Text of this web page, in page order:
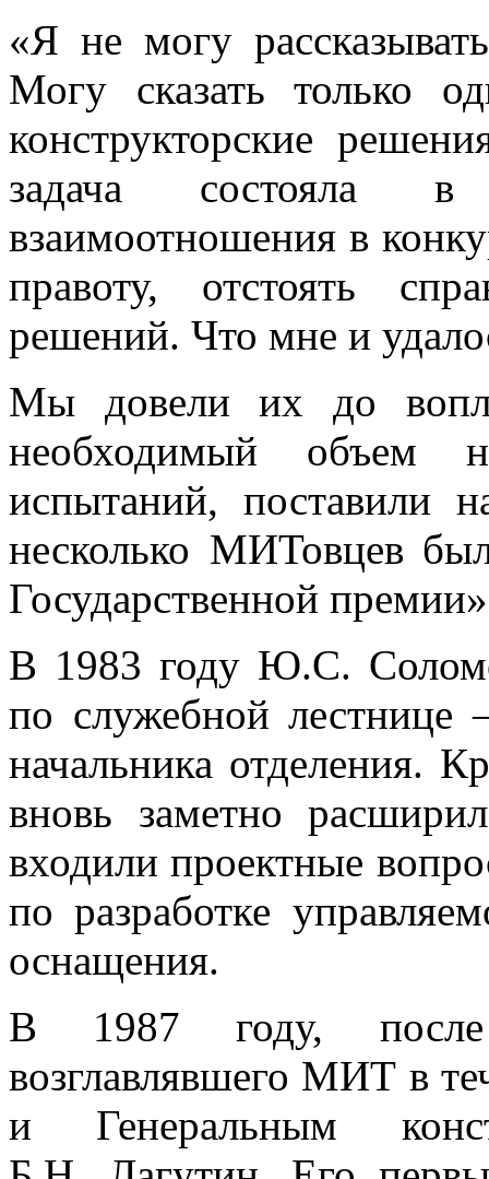
«Я не могу
Могу сказать только
конструкторские
задача состояла
взаимоотношения в
правоту, отстоять
решений. Что мне и
Мы довели их до
необходимый объем
испытаний, поставили
несколько МИТовцев
Государственной
В 1983 году Ю.С.
по служебной лестнице
начальника отделения.
вновь заметно
входили проектные
по разработке
оснащения.
В 1987 году,
возглавлявшего МИТ в
и Генеральным